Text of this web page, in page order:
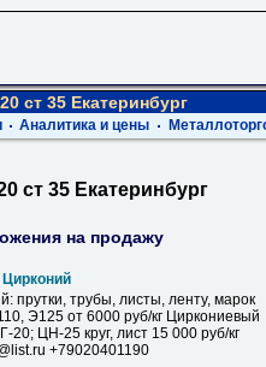
ст 35 Екатеринбург
Аналитика и цены
ст 35 Екатеринбург
на продажу
прутки, трубы, листы, ленту, марок
Э125 от 6000 руб/кг Циркониевый
20; ЦН-25 круг, лист 15 000 руб/кг
+79020401190